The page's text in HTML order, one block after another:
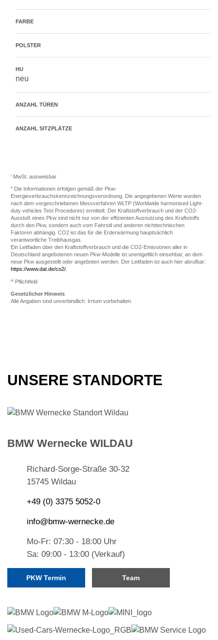
FARBE
POLSTER
HU
neu
ANZAHL TÜREN
ANZAHL SITZPLÄTZE
i MwSt. ausweisbar
ii Die Informationen erfolgen gemäß der Pkw-
Energieverbrauchskennzeichnungsverordnung. Die angegebenen Werte wurden
nach dem vorgeschriebenen Messverfahren WLTP (Worldwide harmonised Light-
duty vehicles Test Procedures) ermittelt. Der Kraftstoffverbrauch und der CO2-
Ausstoß eines Pkw sind nicht nur von der effizienten Ausnutzung des Kraftstoffs
durch den Pkw, sondern auch vom Fahrstil und anderen nichttechnischen
Faktoren abhängig. CO2 ist das für die Erderwärmung hauptsächlich
verantwortliche Treibhausgas.
Ein Leitfaden über den Kraftstoffverbrauch und die CO2-Emissionen aller in
Deutschland angebotenen neuen Pkw-Modelle ist unentgeltlich einsehbar, an dem
neue Pkw ausgestellt oder angeboten werden. Der Leitfaden ist auch hier abrufbar:
https://www.dat.de/co2/
iii Pflichtfeld
Gesetzlicher Hinweis
Alle Angaben sind unverbindlich. Irrtum vorbehalten.
UNSERE STANDORTE
BMW Wernecke WILDAU
Richard-Sorge-Straße 30-32
15745 Wildau
+49 (0) 3375 5052-0
info@bmw-wernecke.de
Mo-Fr: 07:30 - 18:00 Uhr
Sa: 09:00 - 13:00 (Verkauf)
PKW Termin Team